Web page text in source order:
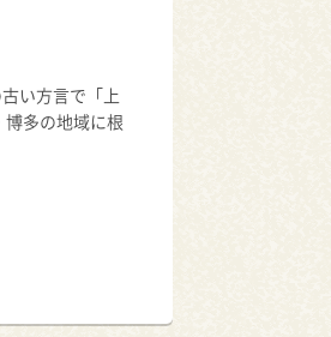
い方言で「上
多の地域に根